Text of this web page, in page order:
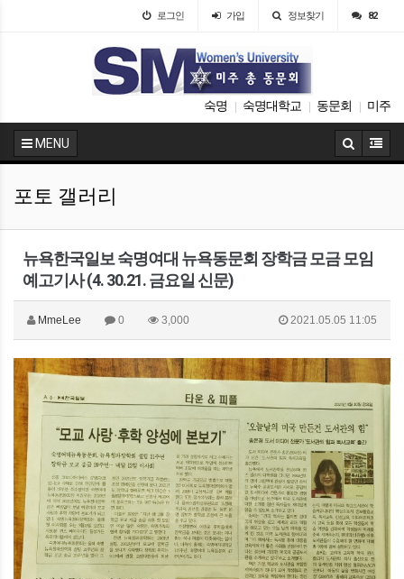
로그인 가입 정보찾기 82
숙명 숙명대학교 동문회 미주
MENU
포토 갤러리
뉴욕한국일보 숙명여대 뉴욕동문회 장학금 모금 모임
예고기사 (4. 30.21. 금요일 신문)
MmeLee 0 3,000 2021.05.05 11:05